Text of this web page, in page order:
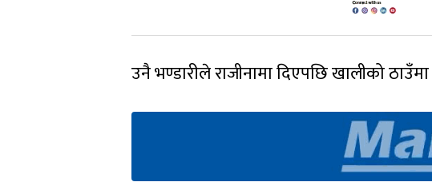
उनै भण्डारीले राजीनामा दिएपछि खालीको ठाउँमा